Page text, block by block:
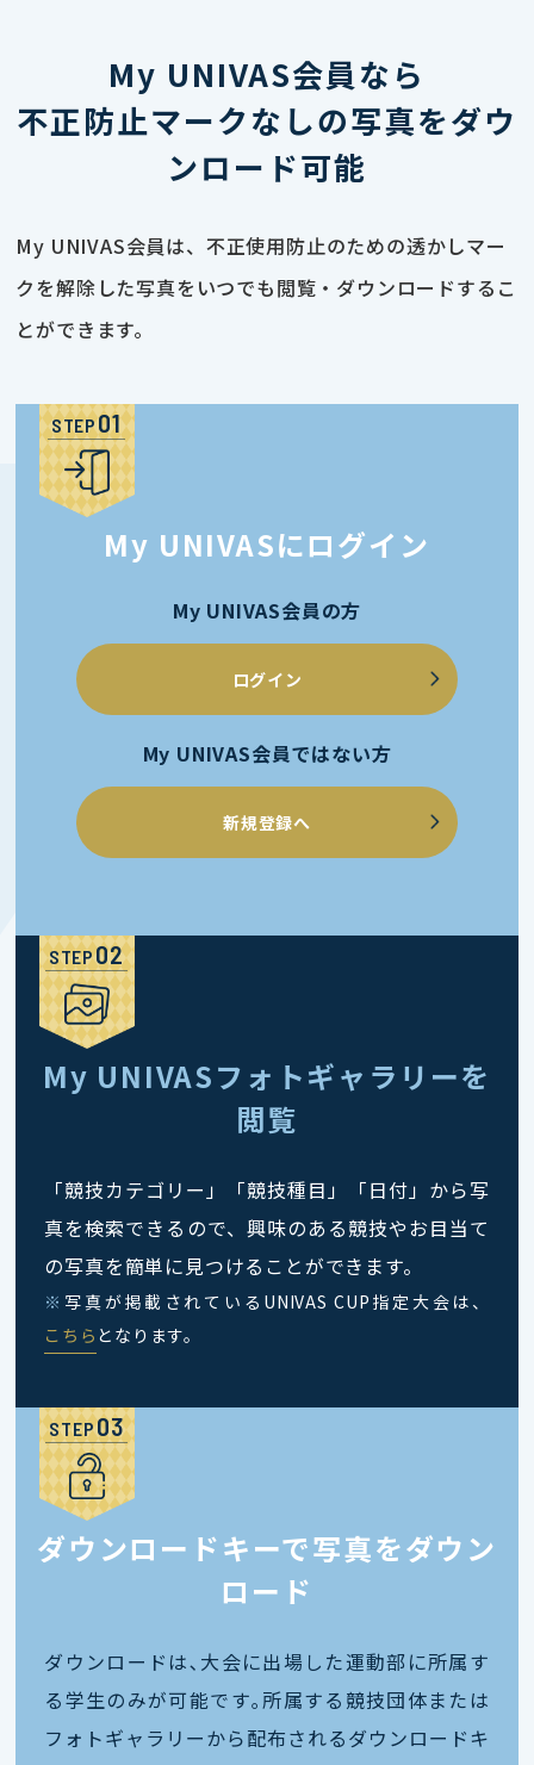
My UNIVAS会員なら
不正防止マークなしの写真をダウ
ンロード可能
My UNIVAS会員は、不正使用防止のための透かしマー
クを解除した写真をいつでも閲覧・ダウンロードするこ
とができます。
STEP
My UNIVASにログイン
My UNIVAS会員の方
ログイン
My UNIVAS会員ではない方
新規登録へ
STEP
My UNIVASフォトギャラリーを
閲覧
「競技カテゴリー」「競技種目」「日付」から写
真を検索できるので、興味のある競技やお目当て
の写真を簡単に見つけることができます。
※ 写真が掲載されているUNIVAS CUP指定大会は、
こちら となります。
STEP
ダウンロードキーで写真をダウン
ロード
ダウンロードは､大会に出場した運動部に所属す
る学生のみが可能です｡所属する競技団体または
フォトギャラリーから配布されるダウンロードキ